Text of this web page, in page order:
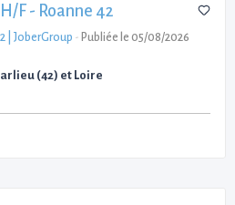
F - Roanne 42
| JoberGroup - Publiée le 05/08/2026
(42) et Loire